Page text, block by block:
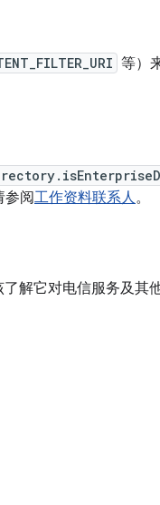
等）
参阅工作资料联系人。
解它对电信服务及其